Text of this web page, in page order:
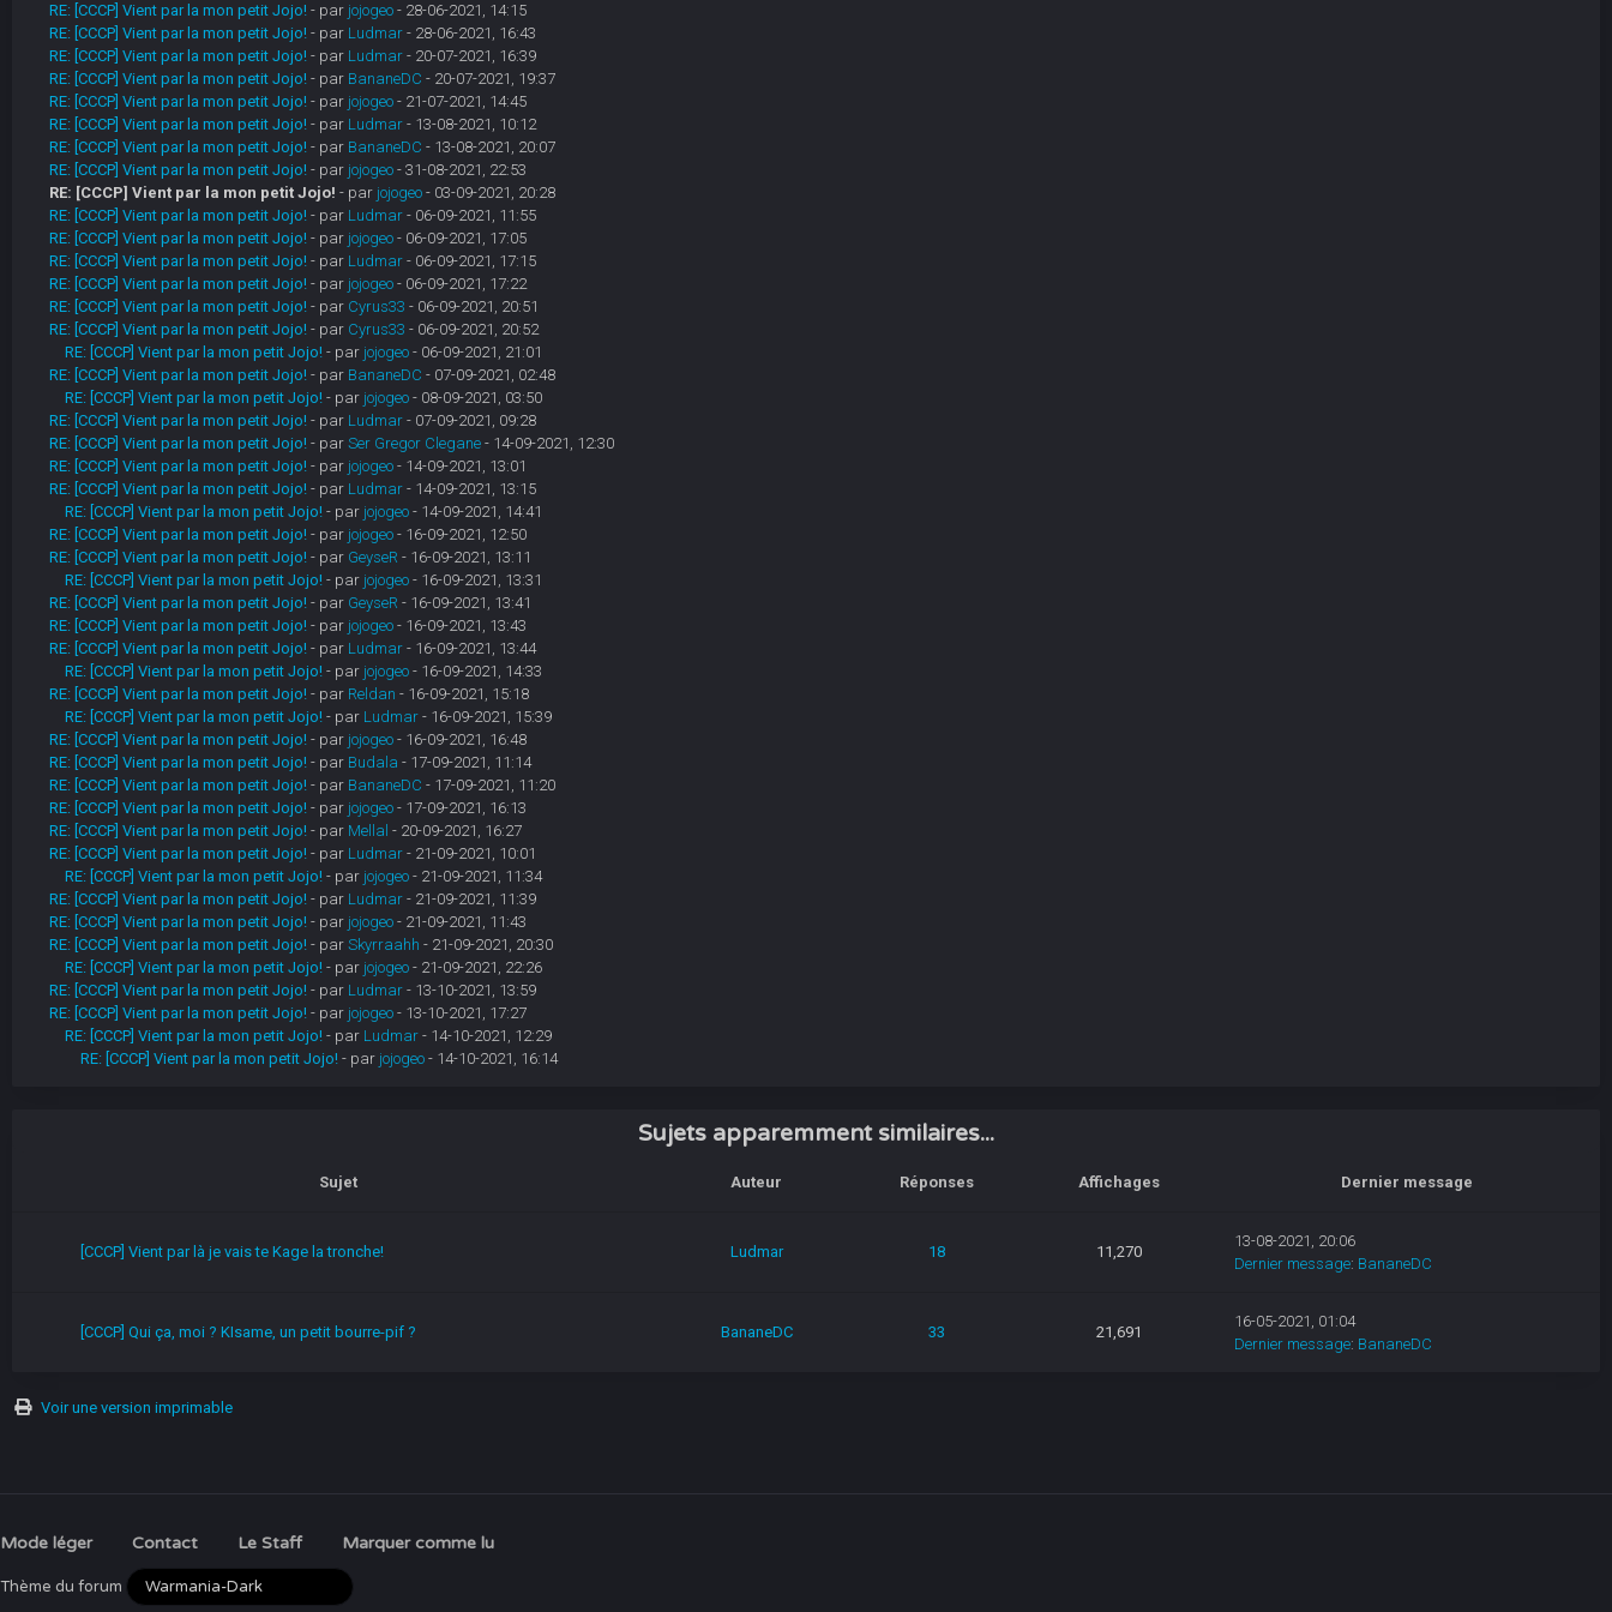
RE: [CCCP] Vient par la mon petit Jojo! - par jojogeo- 28-06-2021, 14:15
RE: [CCCP] Vient par la mon petit Jojo! - par Ludmar- 28-06-2021, 16:43
RE: [CCCP] Vient par la mon petit Jojo! - par Ludmar- 20-07-2021, 16:39
RE: [CCCP] Vient par la mon petit Jojo! - par BananeDC - 20-07-2021, 19:37
RE: [CCCP] Vient par la mon petit Jojo! - par jojogeo- 21-07-2021, 14:45
RE: [CCCP] Vient par la mon petit Jojo! - par Ludmar- 13-08-2021, 10:12
RE: [CCCP] Vient par la mon petit Jojo! - par BananeDC - 13-08-2021, 20:07
RE: [CCCP] Vient par la mon petit Jojo! - par jojogeo- 31-08-2021, 22:53
RE: [CCCP] Vient par la mon petit Jojo! - par jojogeo- 03-09-2021, 20:28
RE: [CCCP] Vient par la mon petit Jojo! - par Ludmar- 06-09-2021, 11:55
RE: [CCCP] Vient par la mon petit Jojo! - par jojogeo- 06-09-2021, 17:05
RE: [CCCP] Vient par la mon petit Jojo! - par Ludmar- 06-09-2021, 17:15
RE: [CCCP] Vient par la mon petit Jojo! - par jojogeo- 06-09-2021, 17:22
RE: [CCCP] Vient par la mon petit Jojo! - par Cyrus33 - 06-09-2021, 20:51
RE: [CCCP] Vient par la mon petit Jojo! - par Cyrus33 - 06-09-2021, 20:52
RE: [CCCP] Vient par la mon petit Jojo! - par jojogeo- 06-09-2021, 21:01
RE: [CCCP] Vient par la mon petit Jojo! - par BananeDC - 07-09-2021, 02:48
RE: [CCCP] Vient par la mon petit Jojo! - par jojogeo- 08-09-2021, 03:50
RE: [CCCP] Vient par la mon petit Jojo! - par Ludmar- 07-09-2021, 09:28
RE: [CCCP] Vient par la mon petit Jojo! - par Ser Gregor Clegane- 14-09-2021, 12:30
RE: [CCCP] Vient par la mon petit Jojo! - par jojogeo- 14-09-2021, 13:01
RE: [CCCP] Vient par la mon petit Jojo! - par Ludmar- 14-09-2021, 13:15
RE: [CCCP] Vient par la mon petit Jojo! - par jojogeo- 14-09-2021, 14:41
RE: [CCCP] Vient par la mon petit Jojo! - par jojogeo- 16-09-2021, 12:50
RE: [CCCP] Vient par la mon petit Jojo! - par GeyseR - 16-09-2021, 13:11
RE: [CCCP] Vient par la mon petit Jojo! - par jojogeo- 16-09-2021, 13:31
RE: [CCCP] Vient par la mon petit Jojo! - par GeyseR - 16-09-2021, 13:41
RE: [CCCP] Vient par la mon petit Jojo! - par jojogeo- 16-09-2021, 13:43
RE: [CCCP] Vient par la mon petit Jojo! - par Ludmar- 16-09-2021, 13:44
RE: [CCCP] Vient par la mon petit Jojo! - par jojogeo- 16-09-2021, 14:33
RE: [CCCP] Vient par la mon petit Jojo! - par Reldan - 16-09-2021, 15:18
RE: [CCCP] Vient par la mon petit Jojo! - par Ludmar- 16-09-2021, 15:39
RE: [CCCP] Vient par la mon petit Jojo! - par jojogeo- 16-09-2021, 16:48
RE: [CCCP] Vient par la mon petit Jojo! - par Budala - 17-09-2021, 11:14
RE: [CCCP] Vient par la mon petit Jojo! - par BananeDC - 17-09-2021, 11:20
RE: [CCCP] Vient par la mon petit Jojo! - par jojogeo- 17-09-2021, 16:13
RE: [CCCP] Vient par la mon petit Jojo! - par Mellal - 20-09-2021, 16:27
RE: [CCCP] Vient par la mon petit Jojo! - par Ludmar- 21-09-2021, 10:01
RE: [CCCP] Vient par la mon petit Jojo! - par jojogeo- 21-09-2021, 11:34
RE: [CCCP] Vient par la mon petit Jojo! - par Ludmar- 21-09-2021, 11:39
RE: [CCCP] Vient par la mon petit Jojo! - par jojogeo- 21-09-2021, 11:43
RE: [CCCP] Vient par la mon petit Jojo! - par Skyrraahh - 21-09-2021, 20:30
RE: [CCCP] Vient par la mon petit Jojo! - par jojogeo- 21-09-2021, 22:26
RE: [CCCP] Vient par la mon petit Jojo! - par Ludmar- 13-10-2021, 13:59
RE: [CCCP] Vient par la mon petit Jojo! - par jojogeo- 13-10-2021, 17:27
RE: [CCCP] Vient par la mon petit Jojo! - par Ludmar- 14-10-2021, 12:29
RE: [CCCP] Vient par la mon petit Jojo! - par jojogeo- 14-10-2021, 16:14
Sujets apparemment similaires...
Sujet Auteur Réponses Affichages Dernier message
[CCCP] Vient par là je vais te Kage la tronche! Ludmar 18 11,270
13-08-2021, 20:06
Dernier message: BananeDC
[CCCP] Qui ça, moi ? KIsame, un petit bourre-pif ? BananeDC 33 21,691
16-05-2021, 01:04
Dernier message: BananeDC
Voir une version imprimable
Mode léger Contact Le Staff Marquer comme lu
Thème du forum